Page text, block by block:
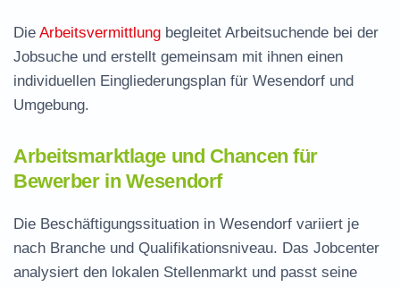
Die Arbeitsvermittlung begleitet Arbeitsuchende bei der
Jobsuche und erstellt gemeinsam mit ihnen einen
individuellen Eingliederungsplan für Wesendorf und
Umgebung.
Arbeitsmarktlage und Chancen für
Bewerber in Wesendorf
Die Beschäftigungssituation in Wesendorf variiert je
nach Branche und Qualifikationsniveau. Das Jobcenter
analysiert den lokalen Stellenmarkt und passt seine